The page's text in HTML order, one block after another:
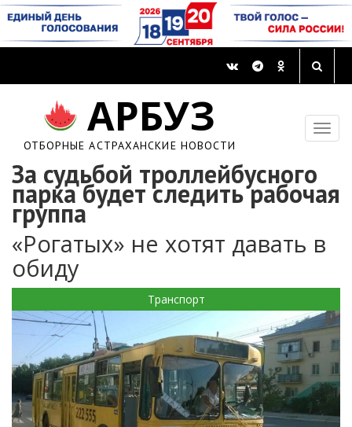
АРБУЗ
ОТБОРНЫЕ АСТРАХАНСКИЕ НОВОСТИ
За судьбой троллейбусного
парка будет следить рабочая
группа
«Рогатых» не хотят давать в
обиду
Транспорт